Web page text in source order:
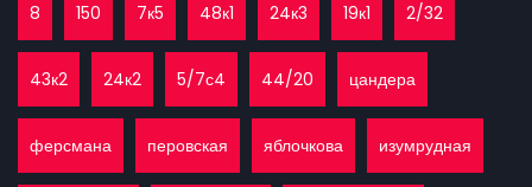
8 150 7к5 48к1 24к3 19к1 2/32
43к2 24к2 5/7с4 44/20 цандера
ферсмана перовская яблочкова изумрудная